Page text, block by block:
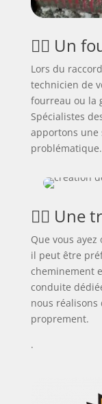
🕵️‍♂️ Un
Lors du
technicien de
fourreau ou la
Spécialistes
apportons une
problématique.
👷‍♂️ Une
Que vous
il peut être
cheminement
conduite
nous
proprement.
.